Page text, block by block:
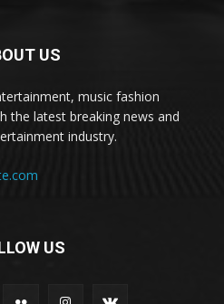
US
music fashion
the latest breaking news and
industry.
US